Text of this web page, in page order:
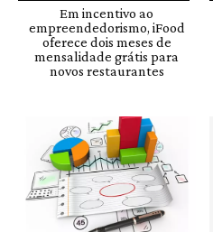
Em incentivo ao
empreendedorismo, iFood
oferece dois meses de
mensalidade grátis para
novos restaurantes